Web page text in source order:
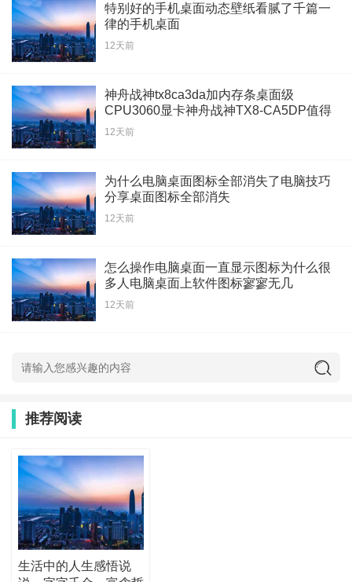
特别好的手机桌面动态壁纸看腻了千篇一
律的手机桌面
12天前
神舟战神tx8ca3da加内存条桌面级
CPU3060显卡神舟战神TX8-CA5DP值得
买吗
12天前
为什么电脑桌面图标全部消失了电脑技巧
分享桌面图标全部消失
12天前
怎么操作电脑桌面一直显示图标为什么很
多人电脑桌面上软件图标寥寥无几
12天前
推荐阅读
生活中的人生感悟说